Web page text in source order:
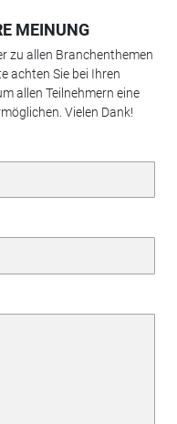
MEINUNG
zu allen Branchenthemen
achten Sie bei Ihren
allen Teilnehmern eine
Vielen Dank!